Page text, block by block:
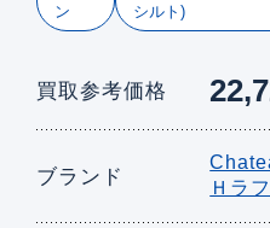
ン
シルト)
買取参考価格
ブランド
Ｈラ